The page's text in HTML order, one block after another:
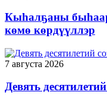
Кыһалҕаны
көмө көрдүүллэр
7 августа 2026
Девять